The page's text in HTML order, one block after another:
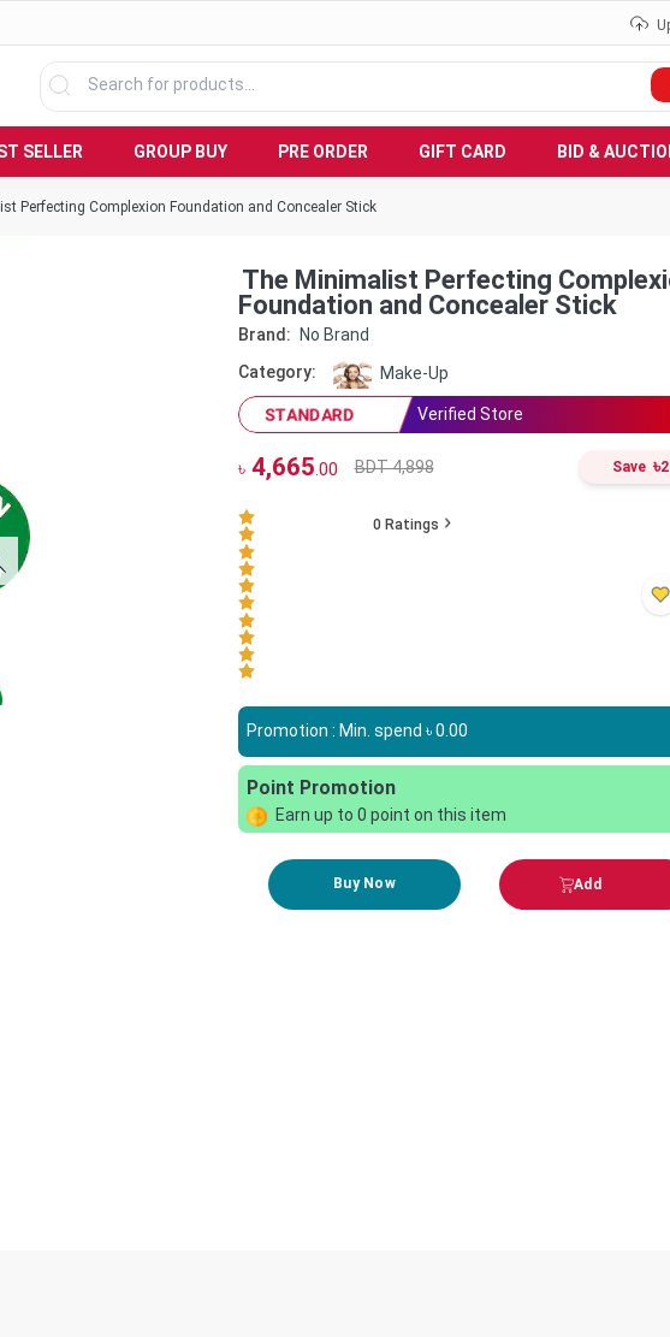
SELLER GROUP BUY PRE ORDER GIFT CARD BID &
Perfecting Complexion Foundation and Concealer Stick
The Minimalist Perfecting
Foundation and Concealer Stick
Brand:
No Brand
Category:
Make-Up
STANDARD Verified Store
৳4,665 .00 BDT 4,898 Save ৳
0 Ratings
Promotion : Min. spend ৳0.00
Point Promotion
Earn up to 0 point on this item
Buy Now Add